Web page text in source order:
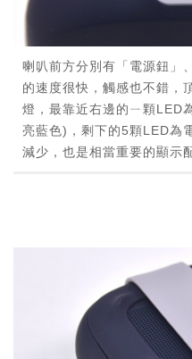
喇叭前方分別有「電源鈕」
的速度很快，觸感也不錯，
燈，最靠近右邊的ㄧ顆LED
亮藍色)，剩下的5顆LED為
減少，也是相當重要的顯示